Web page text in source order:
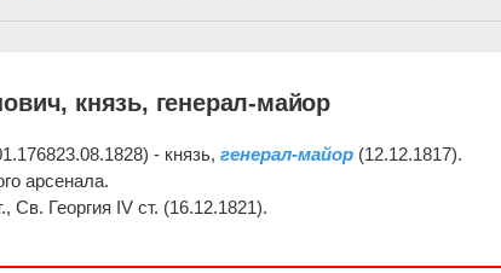
князь, генерал-майор
- князь,генерал-майор (12.12.1817).
арсенала.
Георгия IV ст. (16.12.1821).